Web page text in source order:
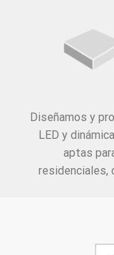
Diseñamos y
LED y
aptas
residenciales,